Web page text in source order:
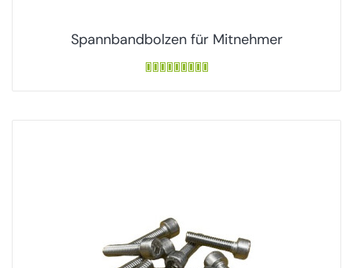
Spannbandbolzen für Mitnehmer